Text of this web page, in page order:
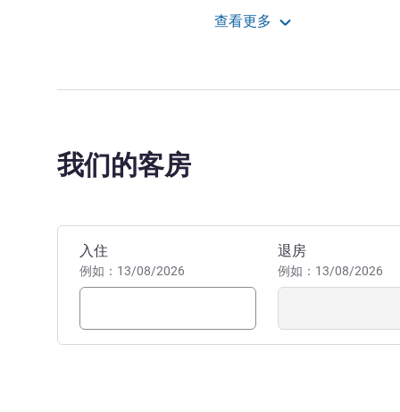
查看更多
我们的客房
预订此酒店
入住
例如：13/08/2026
退房
例如：13/08/2026